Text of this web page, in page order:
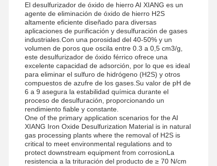
El desulfurizador de óxido de hierro AI XIANG es un
agente de eliminación de óxido de hierro H2S
altamente eficiente diseñado para diversas
aplicaciones de purificación y desulfuración de gases
industriales.Con una porosidad del 40-50% y un
volumen de poros que oscila entre 0.3 a 0,5 cm3/g,
este desulfurizador de óxido férrico ofrece una
excelente capacidad de adsorción, por lo que es ideal
para eliminar el sulfuro de hidrógeno (H2S) y otros
compuestos de azufre de los gases.Su valor de pH de
6 a 9 asegura la estabilidad química durante el
proceso de desulfuración, proporcionando un
rendimiento fiable y constante.
One of the primary application scenarios for the AI
XIANG Iron Oxide Desulfurization Material is in natural
gas processing plants where the removal of H2S is
critical to meet environmental regulations and to
protect downstream equipment from corrosionLa
resistencia a la trituración del producto de ≥ 70 N/cm